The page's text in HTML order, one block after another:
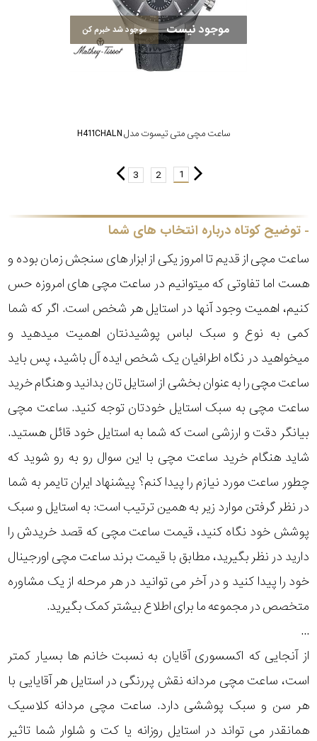
موجود نیست موجود شد خبرم کن
ساعت مچی متی تیسوت مدل H411CHALN
1
2
3
توضیح کوتاه درباره انتخاب های شما
ساعت مچی از قدیم تا امروز یکی از ابزار های سنجش زمان بوده و
هست اما تفاوتی که میتوانیم در ساعت مچی های امروزه حس
کنیم، اهمیت وجود آنها در استایل هر شخص است. اگر که شما
کمی به نوع و سبک لباس پوشیدنتان اهمیت میدهید و
میخواهید در نگاه اطرافیان یک شخص ایده آل باشید، پس باید
ساعت مچی را به عنوان بخشی از استایل تان بدانید و هنگام خرید
ساعت مچی به سبک استایل خودتان توجه کنید. ساعت مچی
بیانگر دقت و ارزشی است که شما به استایل خود قائل هستید.
شاید هنگام خرید ساعت مچی با این سوال رو به رو شوید که
چطور ساعت مورد نیازم را پیدا کنم؟ پیشنهاد ایران تایمر به شما
در نظر گرفتن موارد زیر به همین ترتیب است: به استایل و سبک
پوشش خود نگاه کنید، قیمت ساعت مچی که قصد خریدش را
دارید در نظر بگیرید، مطابق با قیمت برند ساعت مچی اورجینال
خود را پیدا کنید و در آخر می توانید در هر مرحله از یک مشاوره
متخصص در مجموعه ما برای اطلاع بیشتر کمک بگیرید.
...
از آنجایی که اکسسوری آقایان به نسبت خانم ها بسیار کمتر
است، ساعت مچی مردانه نقش پررنگی در استایل هر آقایایی با
هر سن و سبک پوششی دارد. ساعت مچی مردانه کلاسیک
همانقدر می تواند در استایل روزانه یا کت و شلوار شما تاثیر